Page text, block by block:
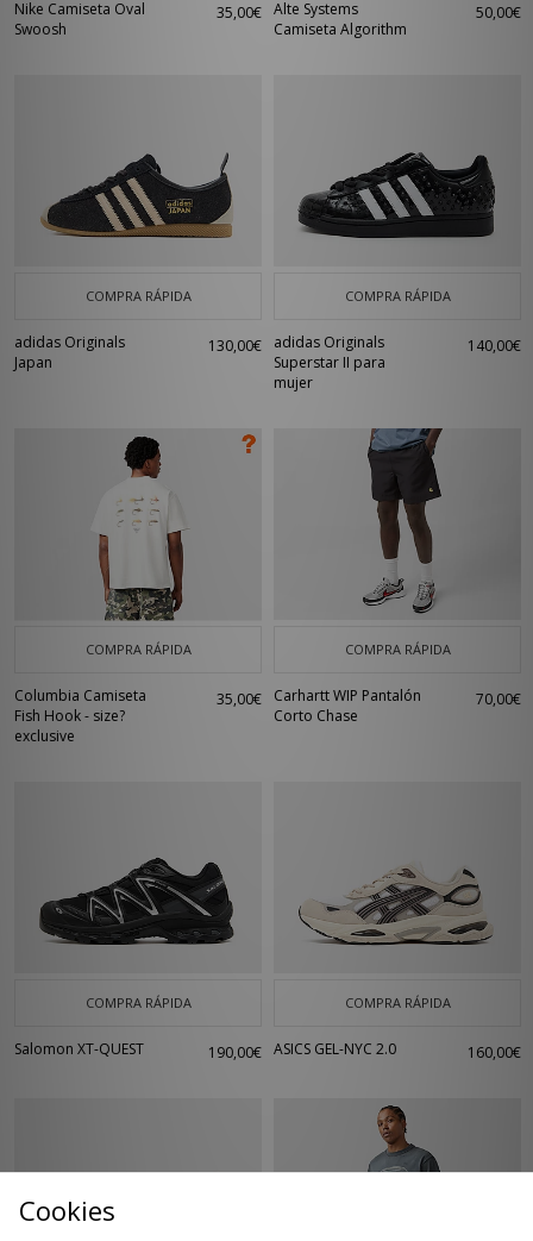
Nike Camiseta Oval
Swoosh
35,00€ Alte Systems
Camiseta Algorithm
50,00€
COMPRA RÁPIDA
adidas Originals
Japan
130,00€
COMPRA RÁPIDA
adidas Originals
Superstar II para
mujer
140,00€
COMPRA RÁPIDA
Columbia Camiseta
Fish Hook - size?
exclusive
35,00€
COMPRA RÁPIDA
Carhartt WIP Pantalón
Corto Chase
70,00€
COMPRA RÁPIDA
Salomon XT-QUEST 190,00€
COMPRA RÁPIDA
ASICS GEL-NYC 2.0 160,00€
Cookies